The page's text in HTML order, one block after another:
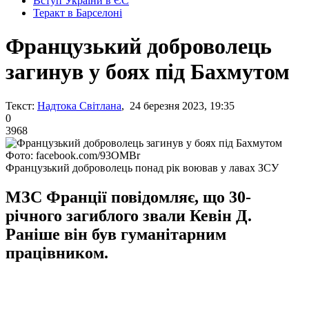
Теракт в Барселоні
Французький доброволець
загинув у боях під Бахмутом
Текст: Надтока Світлана, 24 березня 2023, 19:35
0
3968
Фото: facebook.com/93OMBr
Французький доброволець понад рік воював у лавах ЗСУ
МЗС Франції повідомляє, що 30-
річного загиблого звали Кевін Д.
Раніше він був гуманітарним
працівником.